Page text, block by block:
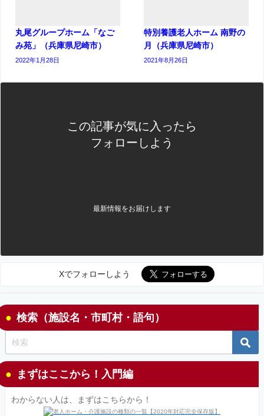
丸尾グループホーム「なご
み苑」（兵庫県尼崎市）
2022年1月28日
特別養護老人ホーム 南野の
月（兵庫県尼崎市）
2021年8月26日
この記事が気に入ったら
フォローしよう
最新情報をお届けします
Xでフォローしよう
検索（施設名・市町村・語句）
まずはここから！入門編
わからない人は、まずはこちらから！